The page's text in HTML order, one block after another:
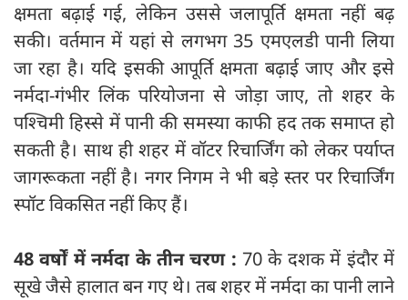
क्षमता बढ़ाई गई, लेकिन उससे जलापूर्ति क्षमता नहीं बढ़
सकी। वर्तमान में यहां से लगभग 35 एमएलडी पानी लिया
जा रहा है। यदि इसकी आपूर्ति क्षमता बढ़ाई जाए और इसे
नर्मदा-गंभीर लिंक परियोजना से जोड़ा जाए, तो शहर के
पश्चिमी हिस्से में पानी की समस्या काफी हद तक समाप्त हो
सकती है। साथ ही शहर में वॉटर रिचार्जिंग को लेकर पर्याप्त
जागरूकता नहीं है। नगर निगम ने भी बड़े स्तर पर रिचार्जिंग
स्पॉट विकसित नहीं किए हैं।
48 वर्षों में नर्मदा के तीन चरण :70 के दशक में इंदौर में
सूखे जैसे हालात बन गए थे। तब शहर में नर्मदा का पानी लाने